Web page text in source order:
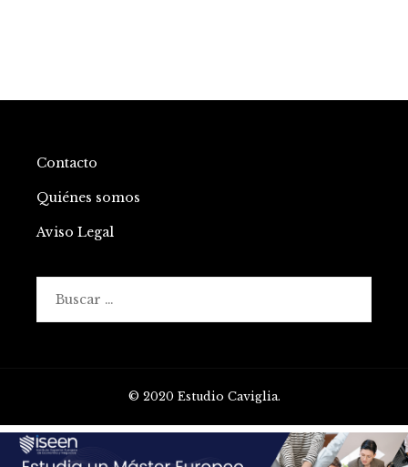
Contacto
Quiénes somos
Aviso Legal
© 2020 Estudio Caviglia.